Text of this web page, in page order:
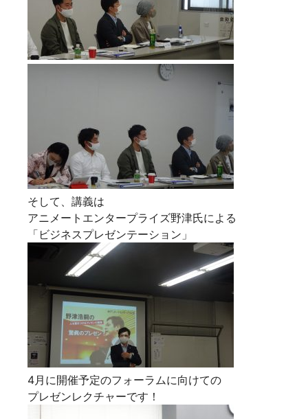
そして、講義は
アニメートエンタープライズ野津氏による
「ビジネスプレゼンテーション」
4月に開催予定のフォーラムに向けての
プレゼンレクチャーです！